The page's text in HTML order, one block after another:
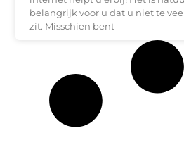
belangrijk voor u dat u niet te
zit. Misschien bent